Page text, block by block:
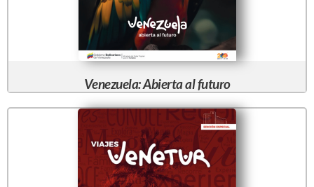
Venezuela: Abierta al futuro